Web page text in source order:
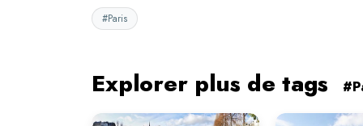
#Paris
Explorer plus de tags